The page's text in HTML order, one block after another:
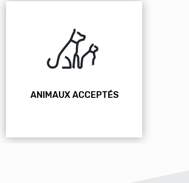
ANIMAUX ACCEPTÉS